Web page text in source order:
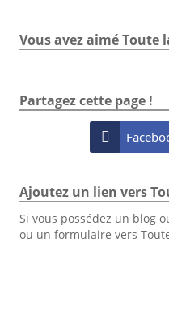
Vous avez aimé Toute
Partagez cette page !

Ajoutez un lien vers
Si vous possédez un blog
ou un formulaire vers